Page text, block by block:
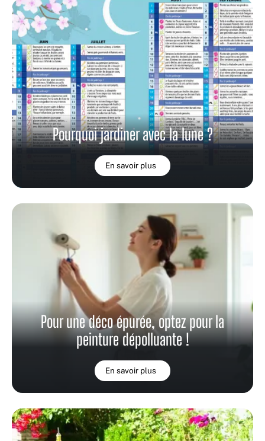
Pourquoi jardiner avec la lune ?
En savoir plus
Pour une déco épurée, optez pour la
peinture dépolluante !
En savoir plus